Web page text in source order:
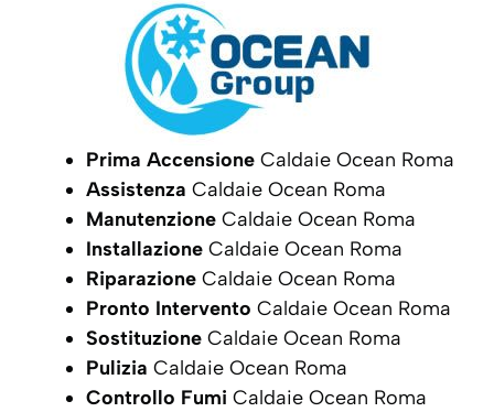
Prima Accensione Caldaie Ocean Roma
Assistenza Caldaie Ocean Roma
Manutenzione Caldaie Ocean Roma
Installazione Caldaie Ocean Roma
Riparazione Caldaie Ocean Roma
Pronto Intervento Caldaie Ocean Roma
Sostituzione Caldaie Ocean Roma
Pulizia Caldaie Ocean Roma
Controllo Fumi Caldaie Ocean Roma